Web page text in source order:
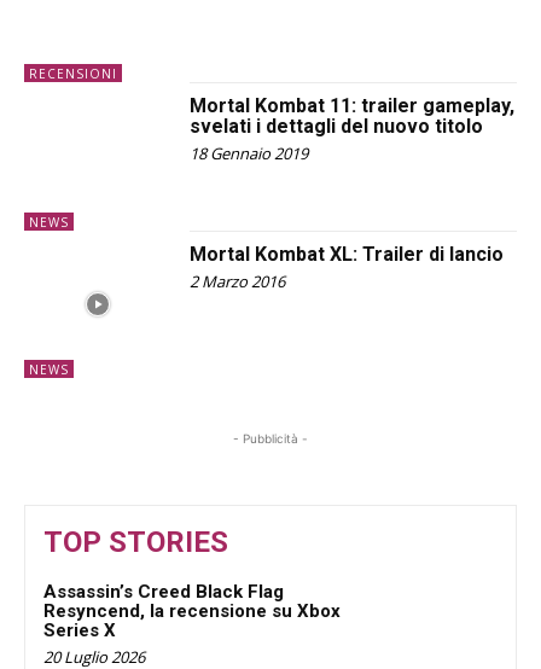
RECENSIONI
NEWS
Mortal Kombat 11: trailer gameplay,
svelati i dettagli del nuovo titolo
18 Gennaio 2019
NEWS
Mortal Kombat XL: Trailer di lancio
2 Marzo 2016
- Pubblicità -
TOP STORIES
Assassin’s Creed Black Flag
Resyncend, la recensione su Xbox
Series X
20 Luglio 2026